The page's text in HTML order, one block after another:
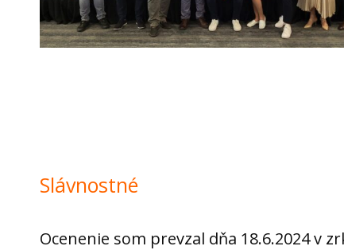
Slávnostné
Ocenenie som prevzal dňa 18.6.2024 v